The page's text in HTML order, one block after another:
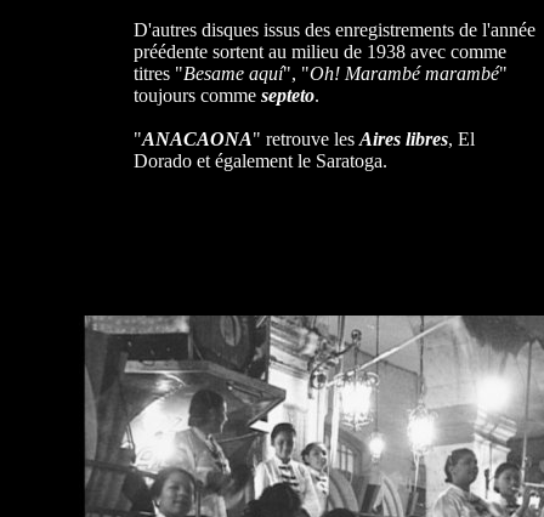
D'autres disques issus des enregistrements de l'année
préédente sortent au milieu de 1938 avec comme
titres "Besame aquí", "Oh! Marambé marambé"
toujours comme septeto.
"ANACAONA" retrouve les Aires libres, El
Dorado et également le Saratoga.